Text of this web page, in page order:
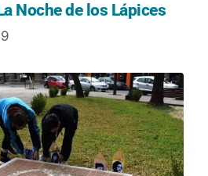
Noche de los Lápices